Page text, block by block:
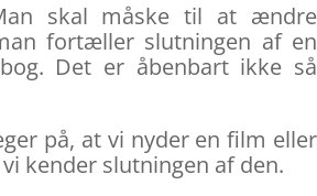
skal måske til at ændre
fortæller slutningen af en
Det er åbenbart ikke så
på, at vi nyder en film eller
kender slutningen af den.